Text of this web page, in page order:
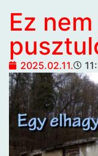
Ez
2025.02.11.